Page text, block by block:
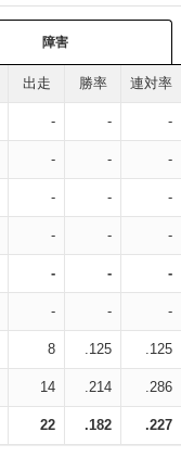
障害
出走 勝率 連対率
- - -
- - -
- - -
- - -
- - -
- - -
8 .125 .125
14 .214 .286
22 .182 .227